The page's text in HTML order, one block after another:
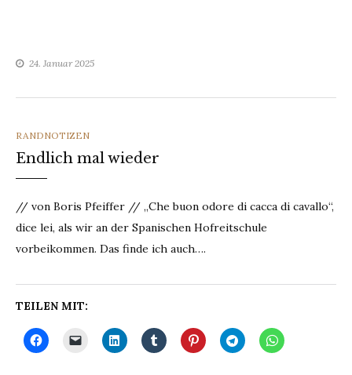
24. Januar 2025
CATEGORIES
RANDNOTIZEN
Endlich mal wieder
// von Boris Pfeiffer // „Che buon odore di cacca di cavallo“,
dice lei, als wir an der Spanischen Hofreitschule
vorbeikommen. Das finde ich auch….
TEILEN MIT: